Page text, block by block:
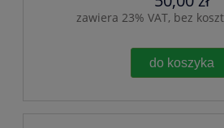
zawiera 23% VAT, bez
do koszyka